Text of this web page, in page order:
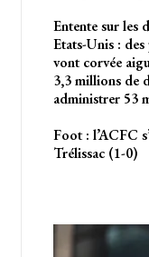
Entente sur les
Etats-Unis :
vont corvée
3,3 millions de
administrer 53
Foot : l’ACFC
Trélissac (1-0)